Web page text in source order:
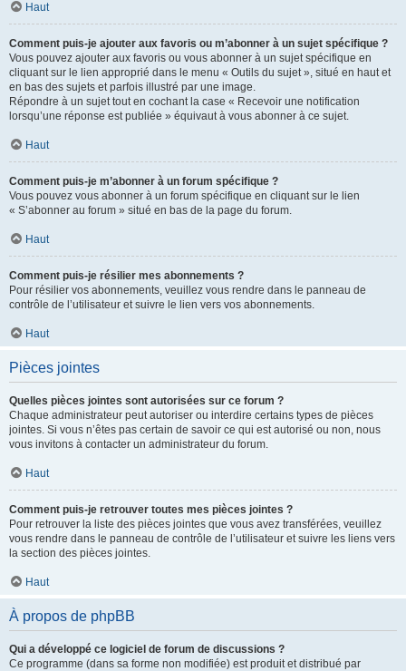
Haut
Comment puis-je ajouter aux favoris ou m’abonner à un sujet spécifique ?
Vous pouvez ajouter aux favoris ou vous abonner à un sujet spécifique en
cliquant sur le lien approprié dans le menu « Outils du sujet », situé en haut et
en bas des sujets et parfois illustré par une image.
Répondre à un sujet tout en cochant la case « Recevoir une notification
lorsqu’une réponse est publiée » équivaut à vous abonner à ce sujet.
Haut
Comment puis-je m’abonner à un forum spécifique ?
Vous pouvez vous abonner à un forum spécifique en cliquant sur le lien
« S’abonner au forum » situé en bas de la page du forum.
Haut
Comment puis-je résilier mes abonnements ?
Pour résilier vos abonnements, veuillez vous rendre dans le panneau de
contrôle de l’utilisateur et suivre le lien vers vos abonnements.
Haut
Pièces jointes
Quelles pièces jointes sont autorisées sur ce forum ?
Chaque administrateur peut autoriser ou interdire certains types de pièces
jointes. Si vous n’êtes pas certain de savoir ce qui est autorisé ou non, nous
vous invitons à contacter un administrateur du forum.
Haut
Comment puis-je retrouver toutes mes pièces jointes ?
Pour retrouver la liste des pièces jointes que vous avez transférées, veuillez
vous rendre dans le panneau de contrôle de l’utilisateur et suivre les liens vers
la section des pièces jointes.
Haut
À propos de phpBB
Qui a développé ce logiciel de forum de discussions ?
Ce programme (dans sa forme non modifiée) est produit et distribué par